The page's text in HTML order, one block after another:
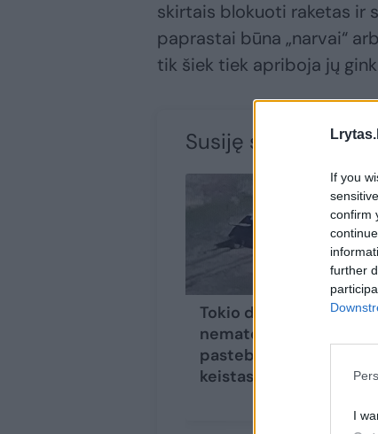
If you
confirm
further
I
skirtais blokuoti raketas ir
paprastai būna „narvai“
tik šiek tiek apriboja jų
Susiję straipsniai
Tokio dar niekas
nematė: Ukrainoje
pastebėtas itin
keistas rusų tankas